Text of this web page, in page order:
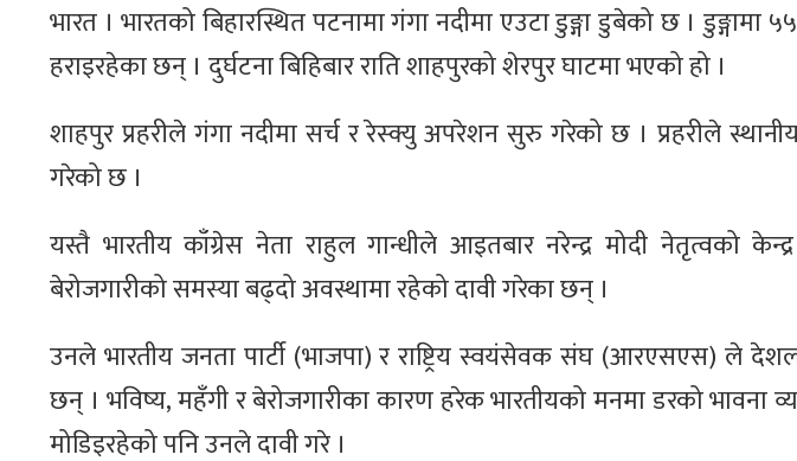
भारत । भारतको बिहारस्थित पटनामा गंगा नदीमा एउटा डुङ्गा डुबेको छ ।
हराइरहेका छन् । दुर्घटना बिहिबार राति शाहपुरको शेरपुर घाटमा भएको हो ।
शाहपुर प्रहरीले गंगा नदीमा सर्च र रेस्क्यु अपरेशन सुरु गरेको छ । प्रहरीले
गरेको छ ।
यस्तै भारतीय काँग्रेस नेता राहुल गान्धीले आइतबार नरेन्द्र मोदी नेतृत्वको
बेरोजगारीको समस्या बढ्दो अवस्थामा रहेको दावी गरेका छन् ।
उनले भारतीय जनता पार्टी (भाजपा) र राष्ट्रिय स्वयंसेवक संघ (आरएसएस) ले
छन् । भविष्य, महँगी र बेरोजगारीका कारण हरेक भारतीयको मनमा डरको भावना
मोडिइरहेको पनि उनले दावी गरे ।